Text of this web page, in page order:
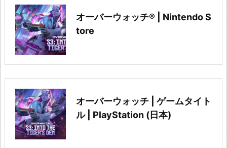
d!
王
国
の
フ
ル
コ
ー
ス
オーバーウォッチ® | Nintendo S
tore
オーバーウォッチ | ゲームタイト
ル | PlayStation (日本)